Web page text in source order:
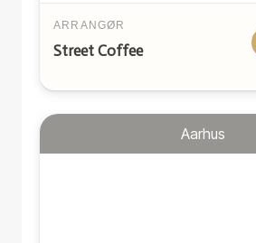
ARRANGØR
Street Coffee
Aarhus